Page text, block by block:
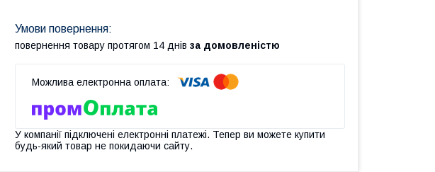
повернення товару протягом 14 днів за домовленістю
У компанії підключені електронні платежі. Тепер ви можете купити
будь-який товар не покидаючи сайту.